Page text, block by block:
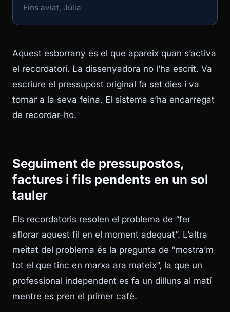
Fins aviat, Júlia
Aquest esborrany és el que apareix quan s’activa
el recordatori. La dissenyadora no l’ha escrit. Va
escriure el pressupost original fa set dies i va
tornar a la seva feina. El sistema s’ha encarregat
de recordar-ho.
Seguiment de pressupostos,
factures i fils pendents en un sol
tauler
Els recordatoris resolen el problema de “fer
aflorar aquest fil en el moment adequat”. L’altra
meitat del problema és la pregunta de “mostra’m
tot el que tinc en marxa ara mateix”, la que un
professional independent es fa un dilluns al matí
mentre es pren el primer cafè.